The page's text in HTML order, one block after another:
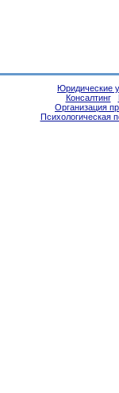
Юридические
Консалтинг
Организация
Психологическая